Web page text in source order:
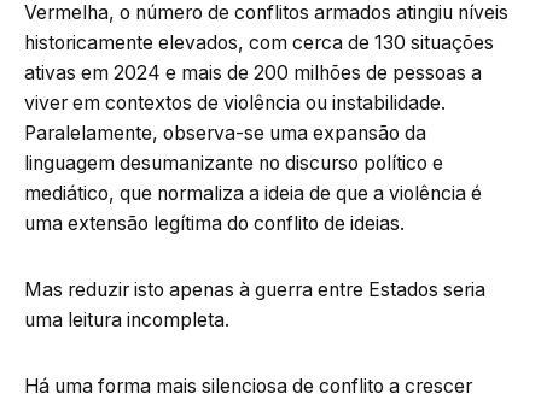
Vermelha, o número de conflitos armados atingiu níveis
historicamente elevados, com cerca de 130 situações
ativas em 2024 e mais de 200 milhões de pessoas a
viver em contextos de violência ou instabilidade.
Paralelamente, observa-se uma expansão da
linguagem desumanizante no discurso político e
mediático, que normaliza a ideia de que a violência é
uma extensão legítima do conflito de ideias.
Mas reduzir isto apenas à guerra entre Estados seria
uma leitura incompleta.
Há uma forma mais silenciosa de conflito a crescer